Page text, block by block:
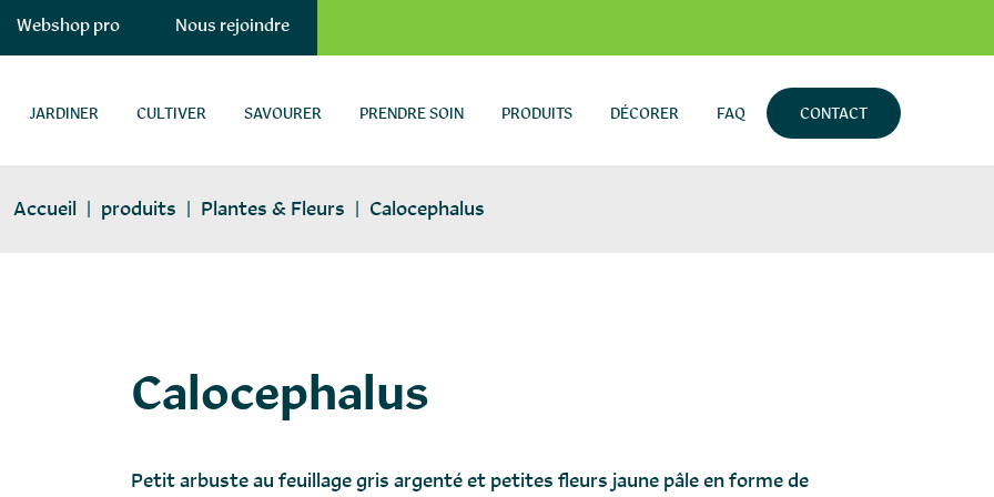
Webshop pro Nous rejoindre
JARDINER CULTIVER SAVOURER PRENDRE SOIN PRODUITS DÉCORER FAQ CONTACT
Accueil | produits | Plantes & Fleurs | Calocephalus
Calocephalus
Petit arbuste au feuillage gris argenté et petites fleurs jaune pâle en forme de